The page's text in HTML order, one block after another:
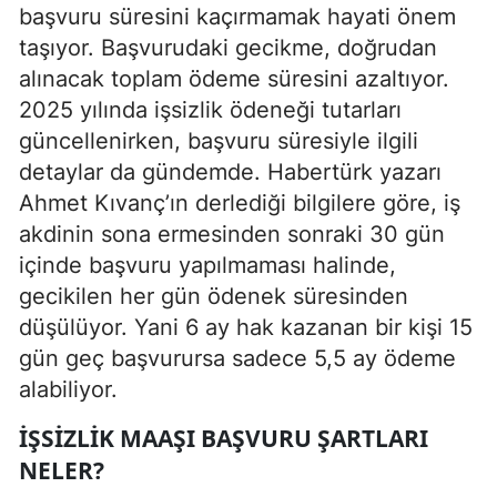
başvuru süresini kaçırmamak hayati önem
taşıyor. Başvurudaki gecikme, doğrudan
alınacak toplam ödeme süresini azaltıyor.
2025 yılında işsizlik ödeneği tutarları
güncellenirken, başvuru süresiyle ilgili
detaylar da gündemde. Habertürk yazarı
Ahmet Kıvanç’ın derlediği bilgilere göre, iş
akdinin sona ermesinden sonraki 30 gün
içinde başvuru yapılmaması halinde,
gecikilen her gün ödenek süresinden
düşülüyor. Yani 6 ay hak kazanan bir kişi 15
gün geç başvurursa sadece 5,5 ay ödeme
alabiliyor.
İŞSIZLIK MAAŞI BAŞVURU ŞARTLARI
NELER?